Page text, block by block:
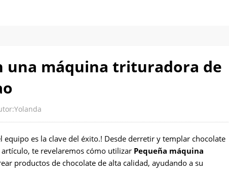
una máquina trituradora de
es la clave del éxito.! Desde derretir y templar chocolate
te revelaremos cómo utilizar Pequeña máquina
productos de chocolate de alta calidad, ayudando a su